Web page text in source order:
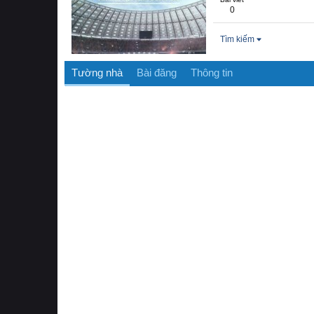
0
Tìm kiếm
Tường nhà Bài đăng Thông tin